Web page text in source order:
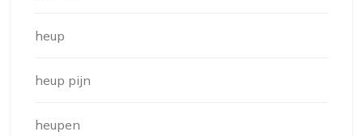
heup
heup pijn
heupen